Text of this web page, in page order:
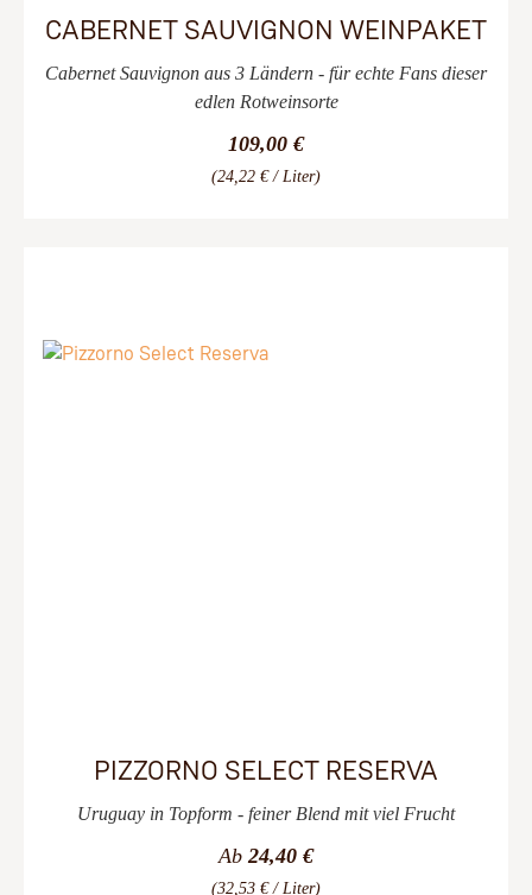
CABERNET SAUVIGNON WEINPAKET
Cabernet Sauvignon aus 3 Ländern - für echte Fans dieser
edlen Rotweinsorte
109,00 €
(24,22 € / Liter)
PIZZORNO SELECT RESERVA
Uruguay in Topform - feiner Blend mit viel Frucht
Ab24,40 €
(32,53 € / Liter)